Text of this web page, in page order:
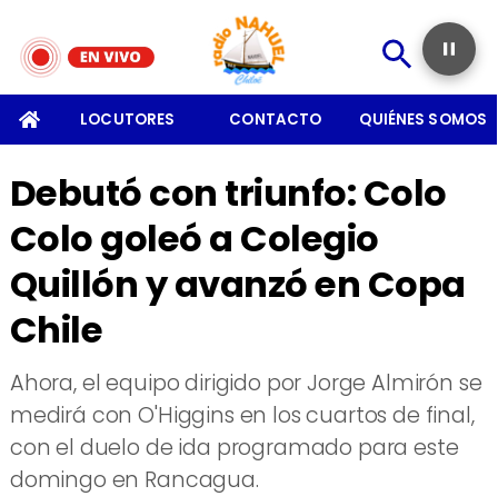
LOCUTORES CONTACTO QUIÉNES SOMOS
Debutó con triunfo: Colo
Colo goleó a Colegio
Quillón y avanzó en Copa
Chile
​Ahora, el equipo dirigido por Jorge Almirón se
medirá con O'Higgins en los cuartos de final,
con el duelo de ida programado para este
domingo en Rancagua.